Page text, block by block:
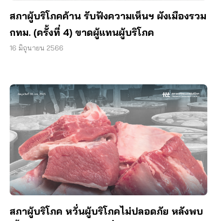
สภาผู้บริโภคค้าน รับฟังความเห็นฯ ผังเมืองรวม
กทม. (ครั้งที่ 4) ขาดผู้แทนผู้บริโภค
16 มิถุนายน 2566
สภาผู้บริโภค หวั่นผู้บริโภคไม่ปลอดภัย หลังพบ